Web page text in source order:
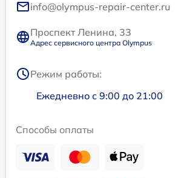
info@olympus-repair-center.ru
Проспект Ленина, 33
Адрес сервисного центра Olympus
Режим работы:
Ежедневно с 9:00 до 21:00
Способы оплаты